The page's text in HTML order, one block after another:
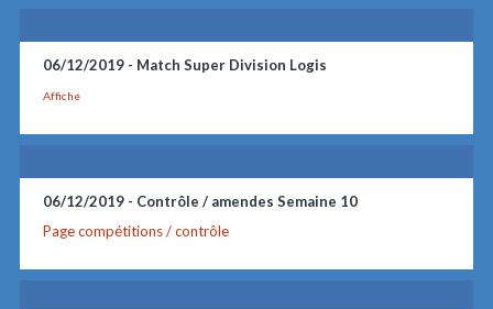
06/12/2019 - Match Super Division Logis
Affiche
06/12/2019 - Contrôle / amendes Semaine 10
Page compétitions / contrôle